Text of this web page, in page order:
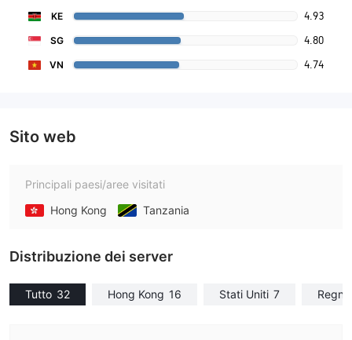
KE 4.93
SG 4.80
VN 4.74
Sito web
Principali paesi/aree visitati
Hong Kong
Tanzania
Distribuzione dei server
Tutto 32 Hong Kong 16 Stati Uniti 7